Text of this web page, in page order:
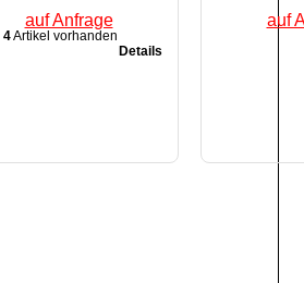
4Artikel vorhanden
auf Anfrage
Details
auf